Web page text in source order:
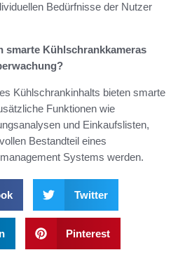
Bedürfnisse der Nutzer
smarte Kühlschrankkameras
Kühlschrankinhalts bieten smarte
Funktionen wie
und Einkaufslisten,
Bestandteil eines
Systems werden.
Twitter
Pinterest